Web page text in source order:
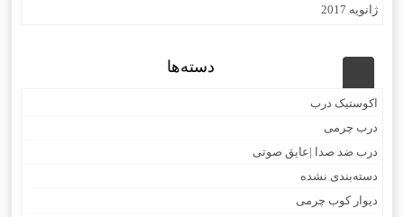
ژانویه 2017
دسته‌ها
اکوستیک درب
درب چرمی
درب ضد صدا |عایق صوتی
دسته‌بندی نشده
دیوار کوب چرمی